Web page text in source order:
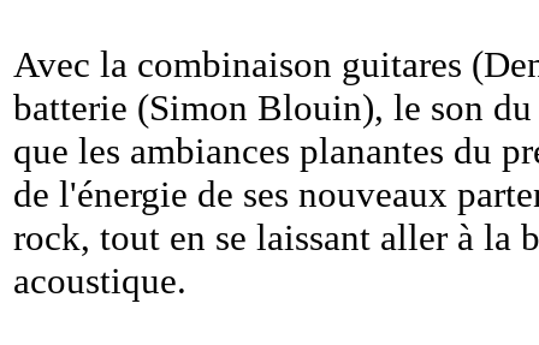
Avec la combinaison guitares
batterie (Simon Blouin), le son
que les ambiances planantes du
de l'énergie de ses nouveaux
rock, tout en se laissant aller à la
acoustique.